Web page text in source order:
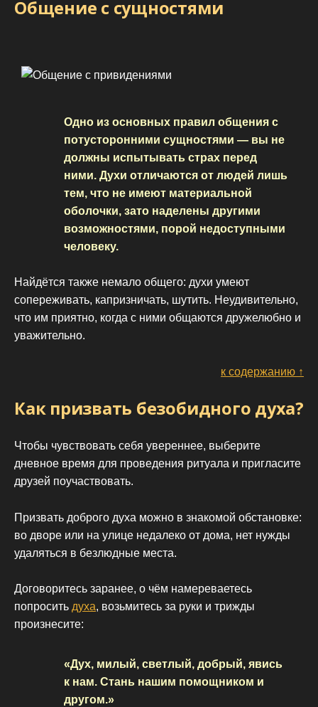
Общение с сущностями
Одно из основных правил общения с
потусторонними сущностями — вы не
должны испытывать страх перед
ними. Духи отличаются от людей лишь
тем, что не имеют материальной
оболочки, зато наделены другими
возможностями, порой недоступными
человеку.
Найдётся также немало общего: духи умеют
сопереживать, капризничать, шутить. Неудивительно,
что им приятно, когда с ними общаются дружелюбно и
уважительно.
к содержанию ↑
Как призвать безобидного духа?
Чтобы чувствовать себя увереннее, выберите
дневное время для проведения ритуала и пригласите
друзей поучаствовать.
Призвать доброго духа можно в знакомой обстановке:
во дворе или на улице недалеко от дома, нет нужды
удаляться в безлюдные места.
Договоритесь заранее, о чём намереваетесь
попросить духа, возьмитесь за руки и трижды
произнесите:
«Дух, милый, светлый, добрый, явись
к нам. Стань нашим помощником и
другом.»